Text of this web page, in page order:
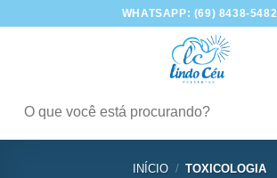
WHATSAPP: (69) 8438-5482
Pesquisar
INÍCIO / TOXICOLOGIA